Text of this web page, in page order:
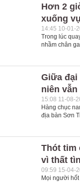
Hơn 2
xuống
14:45 10-01-
Trong lúc
nhầm chân
Giữa đại
niên
15:08 11-08-
Hàng chục
địa bàn Sơn
Thót tim
vì thất
09:59 15-04-
Mọi người